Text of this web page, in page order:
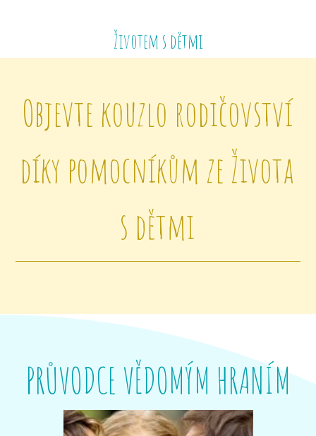
Životem s dětmi
Objevte kouzlo rodičovství
díky pomocníkům ze Života
s dětmi
PRŮVODCE VĚDOMÝM HRANÍM